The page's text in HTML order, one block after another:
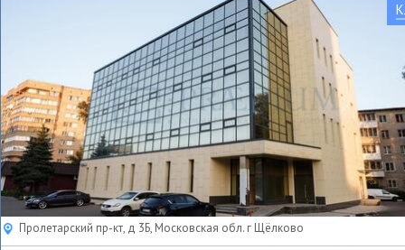
Пролетарский пр-кт, д 3Б, Московская обл. г Щёлково